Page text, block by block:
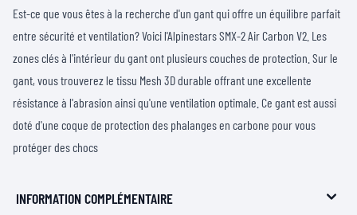
Est-ce que vous êtes à la recherche d'un gant qui offre un équilibre parfait
entre sécurité et ventilation? Voici l'Alpinestars SMX-2 Air Carbon V2. Les
zones clés à l'intérieur du gant ont plusieurs couches de protection. Sur le
gant, vous trouverez le tissu Mesh 3D durable offrant une excellente
résistance à l'abrasion ainsi qu'une ventilation optimale. Ce gant est aussi
doté d'une coque de protection des phalanges en carbone pour vous
protéger des chocs
INFORMATION COMPLÉMENTAIRE